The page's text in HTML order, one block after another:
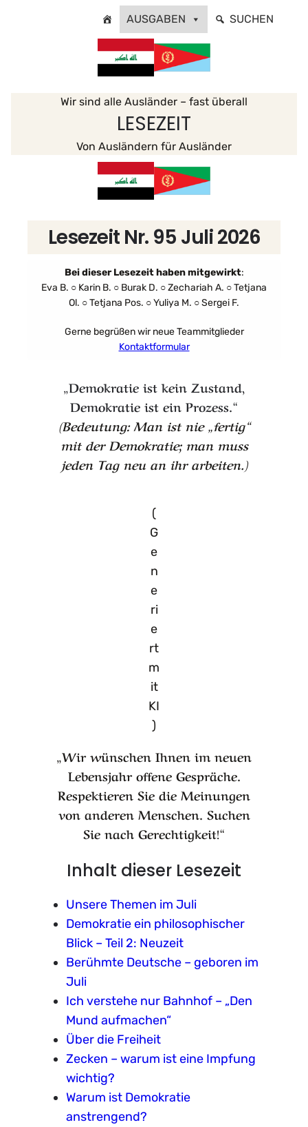
AUSGABEN SUCHEN
Wir sind alle Ausländer – fast überall
LESEZEIT
Von Ausländern für Ausländer
Lesezeit Nr. 95 Juli 2026
Bei dieser Lesezeithaben mitgewirkt:
Eva B. ○ Karin B. ○ Burak D. ○ Zechariah A. ○ Tetjana
Ol. ○ Tetjana Pos. ○ Yuliya M. ○ Sergei F.
Gerne begrüßen wir neue Teammitglieder
Kontaktformular
„Demokratie ist kein Zustand,
Demokratie ist ein Prozess.“
(Bedeutung: Man ist nie „fertig“
mit der Demokratie; man muss
jeden Tag neu an ihr arbeiten.)
(
G
e
n
e
ri
e
rt
m
it
KI
)
„Wir wünschen Ihnen im neuen
Lebensjahr offene Gespräche.
Respektieren Sie die Meinungen
von anderen Menschen. Suchen
Sie nach Gerechtigkeit!“
Inhalt dieser Lesezeit
Unsere Themen im Juli
Demokratie ein philosophischer
Blick – Teil 2: Neuzeit
Berühmte Deutsche – geboren im
Juli
Ich verstehe nur Bahnhof – „Den
Mund aufmachen“
Über die Freiheit
Zecken – warum ist eine Impfung
wichtig?
Warum ist Demokratie
anstrengend?